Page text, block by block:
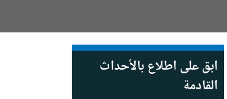
ابق على اطلاع بالأحداث
القادمة